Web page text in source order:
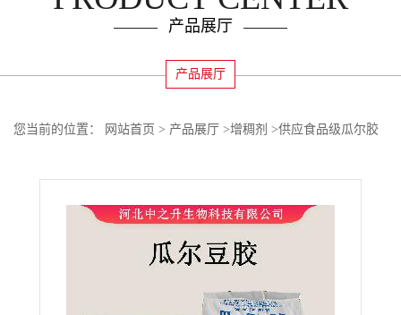
产品展厅
产品展厅
您当前的位置： 网站首页 > 产品展厅 >增稠剂 >供应食品级瓜尔胶